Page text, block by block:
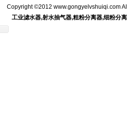
Copyright ©2012 www.gongyelvshuiqi.com
工业滤水器,射水抽气器,粗粉分离器,细粉分